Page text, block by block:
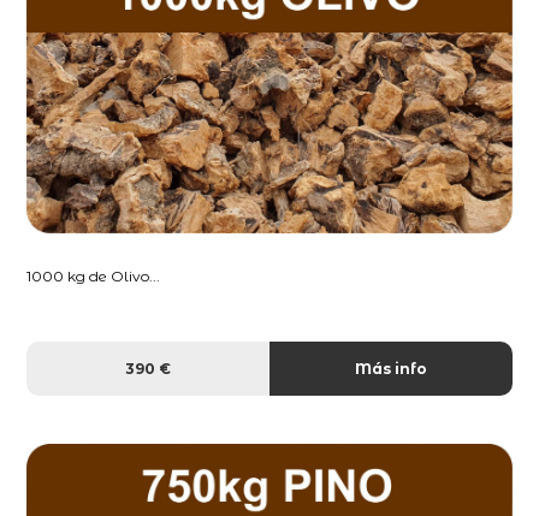
1000 kg de Olivo...
390 € Más info